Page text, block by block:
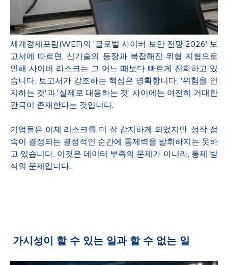
세계경제포럼(WEF)의 '글로벌 사이버 보안 전망 2026' 보
고서에 따르면, 신기술의 등장과 복잡해진 위협 지형으로
인해 사이버 리스크는 그 어느 때보다 빠르게 진화하고 있
습니다. 보고서가 강조하는 핵심은 명확합니다. '위험을 인
지하는 것'과 '실제로 대응하는 것' 사이에는 여전히 거대한
간극이 존재한다는 것입니다.
기업들은 이제 리스크를 더 잘 감지하게 되었지만, 정작 접
속이 결정되는 결정적인 순간에 통제력을 발휘하지는 못하
고 있습니다. 이것은 데이터 부족의 문제가 아니라, 통제 방
식의 문제입니다.
가시성이 할 수 있는 일과 할 수 없는 일